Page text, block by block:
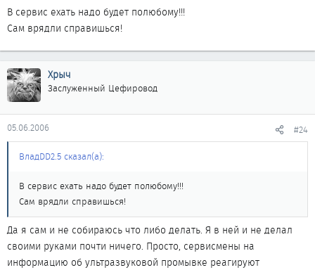
В сервис ехать надо будет полюбому!!!
Сам врядли справишься!
Хрыч
Заслуженный Цефировод
05.06.2006 #24
ВладDD2.5 сказал(а):
В сервис ехать надо будет полюбому!!!
Сам врядли справишься!
Да я сам и не собираюсь что либо делать. Я в ней и не делал
своими руками почти ничего. Просто, сервисмены на
информацию об ультразвуковой промывке реагируют